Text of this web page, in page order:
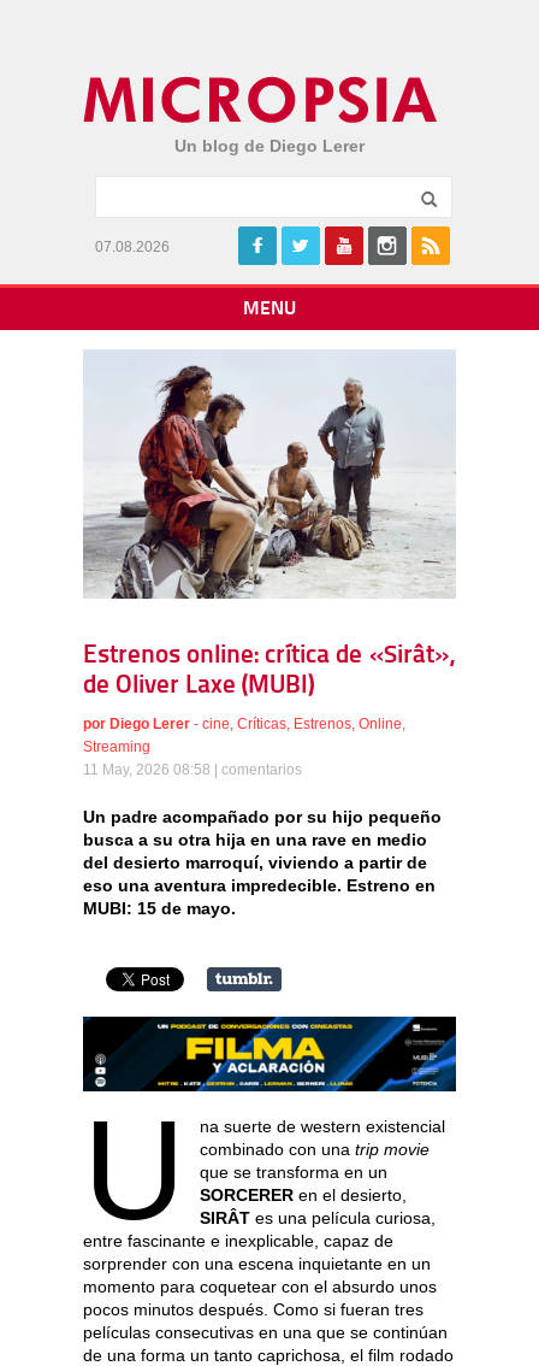
Un blog de Diego Lerer
07.08.2026
MENU
Estrenos online: crítica de «Sirât»,
de Oliver Laxe (MUBI)
por Diego Lerer - cine Críticas Estrenos Online
Streaming
11 May, 2026 08:58 | comentarios
Un padre acompañado por su hijo pequeño
busca a su otra hija en una rave en medio
del desierto marroquí, viviendo a partir de
eso una aventura impredecible. Estreno en
MUBI: 15 de mayo.
U
na suerte de western existencial
combinado con una trip movie
que se transforma en un
SORCERERen el desierto,
SIRÂTes una película curiosa,
entre fascinante e inexplicable, capaz de
sorprender con una escena inquietante en un
momento para coquetear con el absurdo unos
pocos minutos después. Como si fueran tres
películas consecutivas en una que se continúan
de una forma un tanto caprichosa, el film rodado